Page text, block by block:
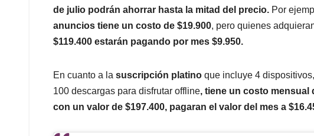
de julio podrán ahorrar hasta la mitad del precio. Por
anuncios tiene un costo de $19.900, pero quienes
$119.400 estarán pagando por mes $9.950.
En cuanto a la suscripción platino que incluye 4
100 descargas para disfrutar offline, tiene un costo mensual
con un valor de $197.400, pagaran el valor del mes a